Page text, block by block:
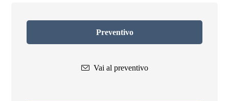
Preventivo
Vai al preventivo